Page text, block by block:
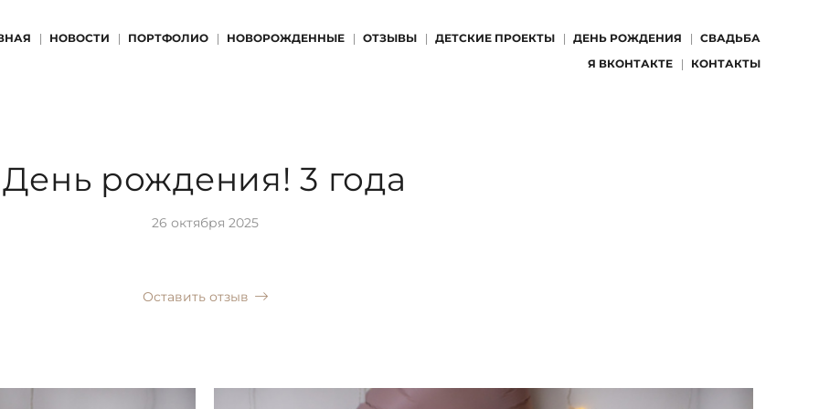
НОВОСТИ ПОРТФОЛИО НОВОРОЖДЕННЫЕ ОТЗЫВЫ ДЕТСКИЕ ПРОЕКТЫ ДЕНЬ РОЖДЕНИЯ
СВАДЬБА
Я ВКОНТАКТЕ
КОНТАКТЫ
День рождения! 3 года
26 октября 2025
Оставить отзыв